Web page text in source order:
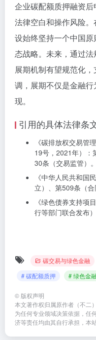
企业碳配额质押融资
法律空白和操作风险
设始终坚持一个中国
态战略。未来，通过法
展期机制有望规范化
调，展期不仅是金融
现。
引用的具体法律条
《碳排放权交易管
19号，2021年）：
30条（交易监管）。
《中华人民共和国
立）、第509条（合
《绿色债券支持项
行等部门联合发布
碳交易与绿色金融
# 碳配额质押
# 绿色金融
© 版权声明
本文著作权归属原作者（不二
为任何专业领域决策依据，任
济等责任均由其自行承担，本